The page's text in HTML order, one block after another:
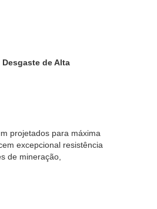
de Alta
projetados para máxima
excepcional resistência
de mineração,